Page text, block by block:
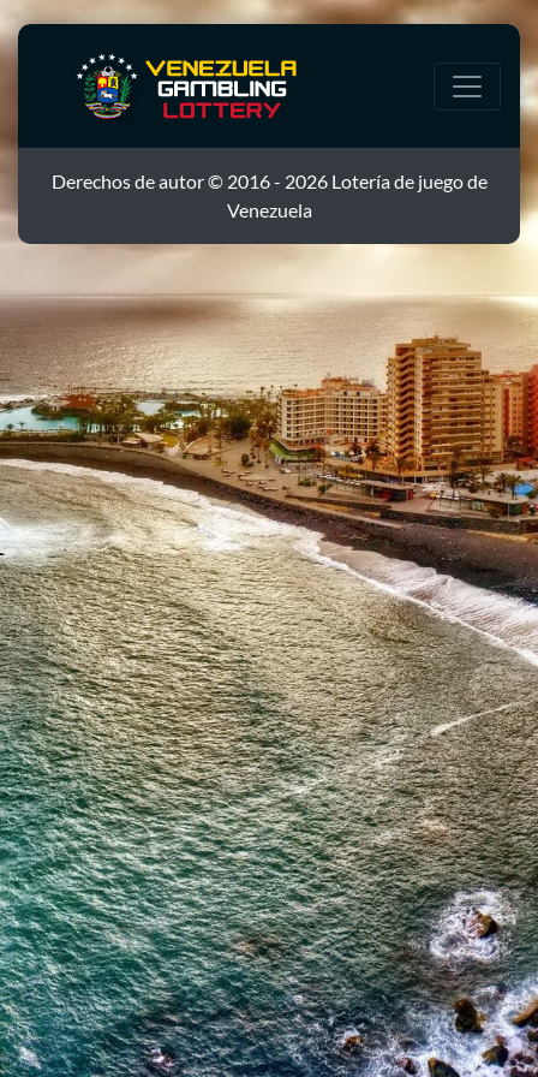
Derechos de autor © 2016 - 2026 Lotería de juego de
Venezuela